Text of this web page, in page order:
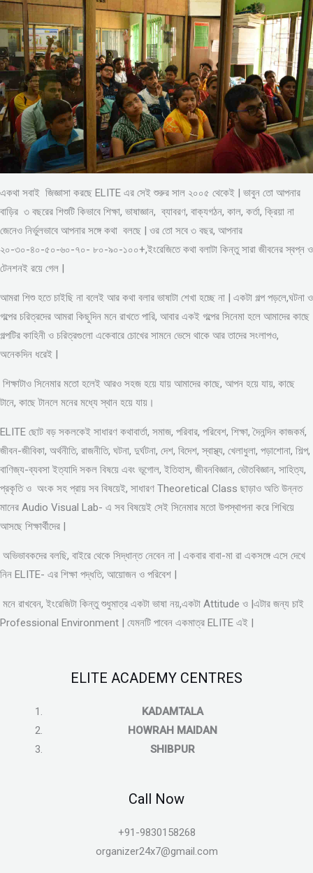
একথা সবাই জিজ্ঞাসা করছে ELITE এর সেই শুরুর সাল ২০০৫ থেকেই | ভাবুন তো আপনার
বাড়ির ৩ বছরের শিশুটি কিভাবে শিক্ষা, ভাষাজ্ঞান, ব্যাবরণ, বাক্যগঠন, কাল, কর্তা, ক্রিয়া না
জেনেও নির্ভুলভাবে আপনার সঙ্গে কথা বলছে | ওর তো সবে ৩ বছর, আপনার
২০-৩০-৪০-৫০-৬০-৭০- ৮০-৯০-১০০+,ইংরেজিতে কথা বলাটা কিন্তু সারা জীবনের স্বপ্ন ও
টেনশনই রয়ে গেল |
আমরা শিশু হতে চাইছি না বলেই আর কথা বলার ভাষাটা শেখা হচ্ছে না | একটা গল্প পড়লে,ঘটনা ও
গল্পের চরিত্রদের আমরা কিছুদিন মনে রাখতে পারি, আবার একই গল্পের সিনেমা হলে আমাদের কাছে
গল্পটির কাহিনী ও চরিত্রগুলো একেবারে চোখের সামনে ভেসে থাকে আর তাদের সংলাপও,
অনেকদিন ধরেই |
শিক্ষাটাও সিনেমার মতো হলেই আরও সহজ হয়ে যায় আমাদের কাছে, আপন হয়ে যায়, কাছে
টানে, কাছে টানলে মনের মধ্যে স্থান হয়ে যায়।
ELITE ছোট বড় সকলকেই সাধারণ কথাবার্তা, সমাজ, পরিবার, পরিবেশ, শিক্ষা, দৈনন্দিন কাজকর্ম,
জীবন-জীবিকা, অর্থনীতি, রাজনীতি, ঘটনা, দুর্ঘটনা, দেশ, বিদেশ, স্বাস্থ্য, খেলাধুলা, পড়াশোনা, শিল্প,
বাণিজ্য-ব্যবসা ইত্যাদি সকল বিষয়ে এবং ভূগোল, ইতিহাস, জীবনবিজ্ঞান, ভৌতবিজ্ঞান, সাহিত্য,
প্রকৃতি ও অংক সহ প্রায় সব বিষয়েই, সাধারণ Theoretical Class ছাড়াও অতি উন্নত
মানের Audio Visual Lab- এ সব বিষয়েই সেই সিনেমার মতো উপস্থাপনা করে শিখিয়ে
আসছে শিক্ষার্থীদের |
অভিভাবকদের বলছি, বাইরে থেকে সিদ্ধান্ত নেবেন না | একবার বাবা-মা রা একসঙ্গে এসে দেখে
নিন ELITE- এর শিক্ষা পদ্ধতি, আয়োজন ও পরিবেশ |
মনে রাখবেন, ইংরেজিটা কিন্তু শুধুমাত্র একটা ভাষা নয়,একটা Attitude ও |এটার জন্য চাই
Professional Environment | যেমনটি পাবেন একমাত্র ELITE এই |
ELITE ACADEMY CENTRES
KADAMTALA
HOWRAH MAIDAN
SHIBPUR
Call Now
+91-9830158268
organizer24x7@gmail.com